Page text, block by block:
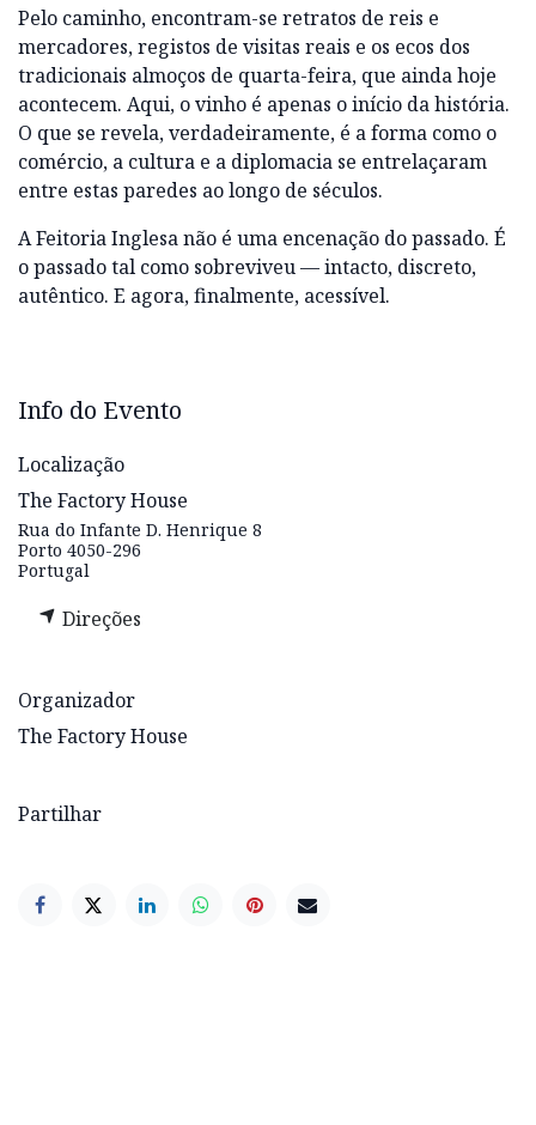
Pelo caminho, encontram-se retratos de reis e
mercadores, registos de visitas reais e os ecos dos
tradicionais almoços de quarta-feira, que ainda hoje
acontecem. Aqui, o vinho é apenas o início da história.
O que se revela, verdadeiramente, é a forma como o
comércio, a cultura e a diplomacia se entrelaçaram
entre estas paredes ao longo de séculos.
A Feitoria Inglesa não é uma encenação do passado. É
o passado tal como sobreviveu — intacto, discreto,
autêntico. E agora, finalmente, acessível.
Info do Evento
Localização
The Factory House
Rua do Infante D. Henrique 8
Porto 4050-296
Portugal
Direções
Organizador
The Factory House
Partilhar